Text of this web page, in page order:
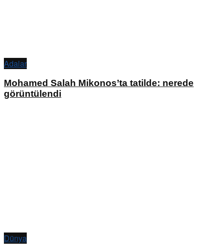
Adalar
Mohamed Salah Mikonos’ta tatilde: nerede
görüntülendi
Dünya